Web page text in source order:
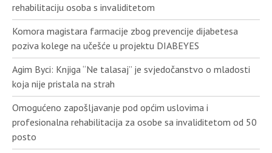
rehabilitaciju osoba s invaliditetom
Komora magistara farmacije zbog prevencije dijabetesa
poziva kolege na učešće u projektu DIABEYES
Agim Byci: Knjiga “Ne talasaj” je svjedočanstvo o mladosti
koja nije pristala na strah
Omogućeno zapošljavanje pod općim uslovima i
profesionalna rehabilitacija za osobe sa invaliditetom od 50
posto